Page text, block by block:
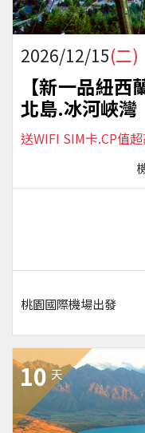
2026/12/15(二)
【新一品紐
北島.冰河峽灣
送WIFI SIM卡.CP值
桃園國際機場出發
10 天